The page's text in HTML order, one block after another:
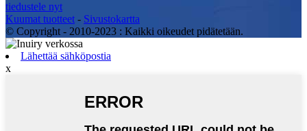
tiedustele nyt
Kuumat tuotteet - Sivustokartta
© Copyright - 2010-2023 : Kaikki oikeudet pidätetään.
Lähettää sähköpostia
x